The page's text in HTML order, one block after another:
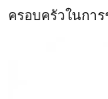
ครอบครัวในกา